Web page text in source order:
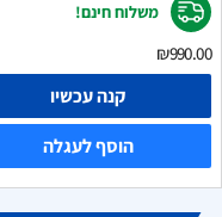
משלוח חינם!
₪990.00
קנה עכשיו
הוסף לעגלה